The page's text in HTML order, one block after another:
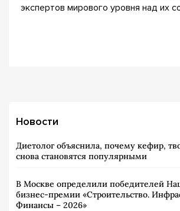
экспертов мирового уровня над их
Новости
Диетолог объяснила, почему кефир,
снова становятся популярными
В Москве определили победителей
бизнес-премии «Строительство.
Финансы – 2026»